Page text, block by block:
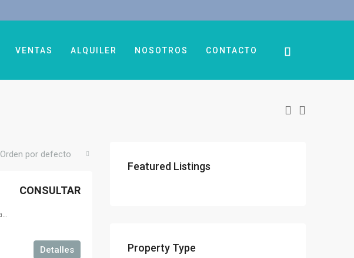
VENTAS ALQUILER NOSOTROS CONTACTO
Orden por defecto
CONSULTAR
Carrer del Peix, Miami Platja, Mont-roig del Camp, Baix Camp, Tarragona, Catalunya, 43300, España
Detalles
Featured Listings
Property Type